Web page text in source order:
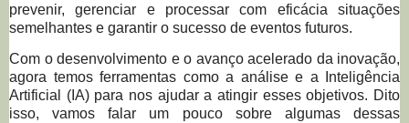
prevenir, gerenciar e processar com eficácia situações
semelhantes e garantir o sucesso de eventos futuros.
Com o desenvolvimento e o avanço acelerado da inovação,
agora temos ferramentas como a análise e a Inteligência
Artificial (IA) para nos ajudar a atingir esses objetivos. Dito
isso, vamos falar um pouco sobre algumas dessas